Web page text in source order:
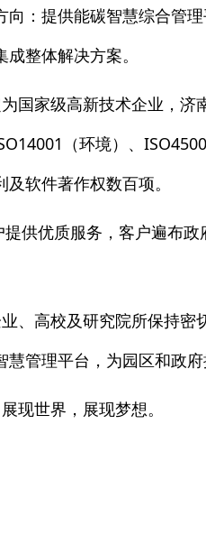
：提供能碳智慧综合管
整体解决方案。
国家级高新技术企业，
（环境）、
软件著作权数百项。
供优质服务，客户遍布
、高校及研究院所保持
管理平台，为园区和政
现世界，展现梦想。